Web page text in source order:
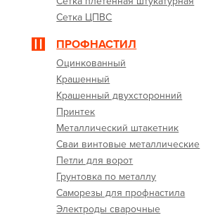
Сетка ЦПВС
ПРОФНАСТИЛ
Оцинкованный
Крашенный
Крашенный двухсторонний
Принтек
Металлический штакетник
Сваи винтовые металлические
Петли для ворот
Грунтовка по металлу
Саморезы для профнастила
Электроды сварочные